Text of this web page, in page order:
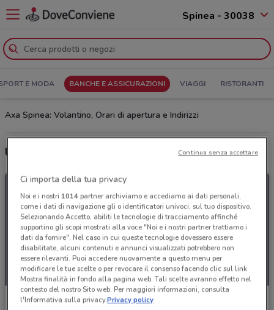
Spinea - 30038
E MODA BANCHE E ASSICURAZIONI VIAGGI RISTORANTI
Axa Spinea: Volantino, Orari di apertura e Indirizzi
Ultime offerte del volantino Axa
Axa
Ci importa della tua privacy
Noi e i nostri 1014partner archiviamo e accediamo ai dati personali,
come i dati di navigazione gli o identificatori univoci, sul tuo dispositivo.
Selezionando Accetto, abiliti le tecnologie di tracciamento affinché
supportino gli scopi mostrati alla voce "Noi e i nostri partner trattiamo i
dati da fornire". Nel caso in cui queste tecnologie dovessero essere
disabilitate, alcuni contenuti e annunci visualizzati potrebbero non
essere rilevanti. Puoi accedere nuovamente a questo menu per
modificare le tue scelte o per revocare il consenso facendo clic sul link
Mostra finalità in fondo alla pagina web. Tali scelte avranno effetto nel
contesto del nostro Sito web. Per maggiori informazioni, consulta
l'Informativa sulla privacy.Privacy policy
Continua senza accettare